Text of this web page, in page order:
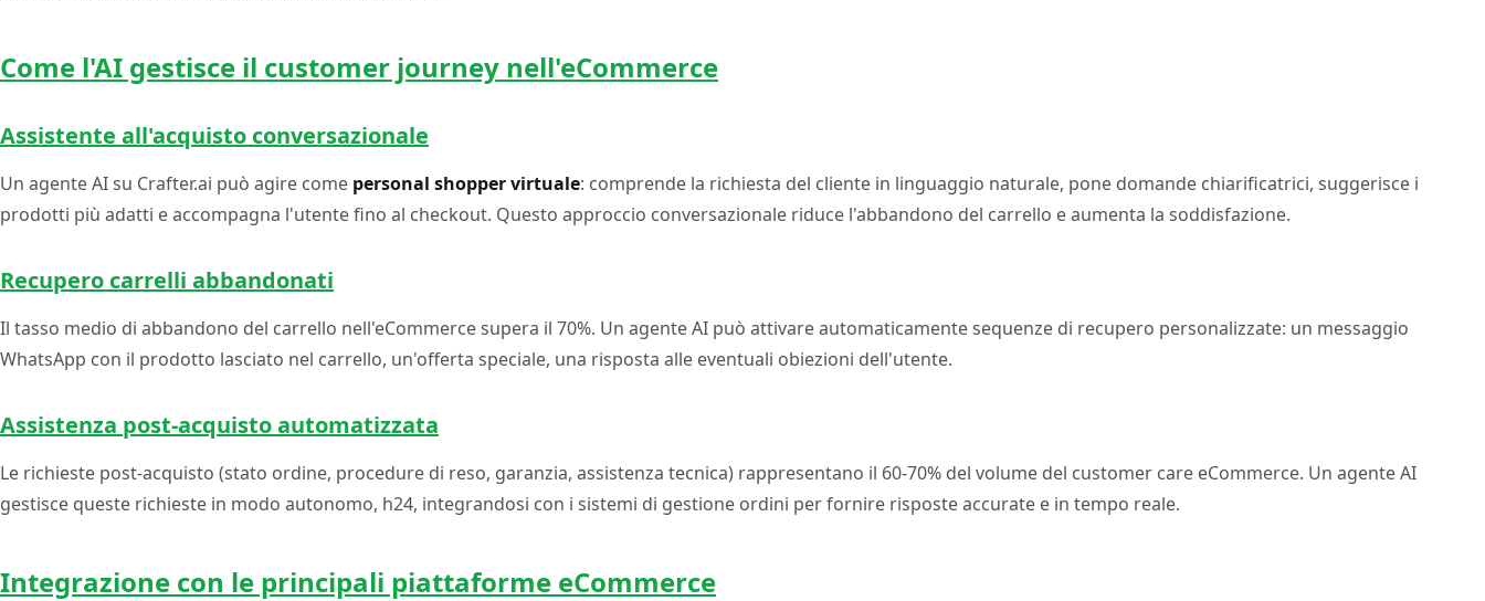
Come l'AI gestisce il customer journey nell'eCommerce
Assistente all'acquisto conversazionale
Un agente AI su Crafter.ai può agire come personal shopper virtuale: comprende la richiesta del cliente in linguaggio naturale, pone domande chiarificatrici, suggerisce i
prodotti più adatti e accompagna l'utente fino al checkout. Questo approccio conversazionale riduce l'abbandono del carrello e aumenta la soddisfazione.
Recupero carrelli abbandonati
Il tasso medio di abbandono del carrello nell'eCommerce supera il 70%. Un agente AI può attivare automaticamente sequenze di recupero personalizzate: un messaggio
WhatsApp con il prodotto lasciato nel carrello, un'offerta speciale, una risposta alle eventuali obiezioni dell'utente.
Assistenza post-acquisto automatizzata
Le richieste post-acquisto (stato ordine, procedure di reso, garanzia, assistenza tecnica) rappresentano il 60-70% del volume del customer care eCommerce. Un agente AI
gestisce queste richieste in modo autonomo, h24, integrandosi con i sistemi di gestione ordini per fornire risposte accurate e in tempo reale.
Integrazione con le principali piattaforme eCommerce